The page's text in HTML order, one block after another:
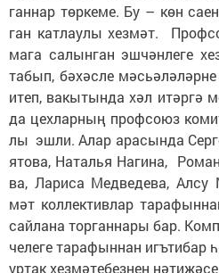
ган­нар төр­ке­ме. Бу – көн
ган кат­лау­лы хез­мәт.
ма­га са­лын­ган эш­чән­ле­ге
та­бып, бә­хәс­ле
итеп, ва­кы­тын­да хәл итәр­гә
да цех­лар­ның проф­со­юз
лы эш­ли. Алар ара­сын­да
я­то­ва, На­талья На­ги­на,
ва, Ла­ри­са Мед­ве­де­ва, Ал­су
мәт кол­лек­тив­лар
сай­ла­на тор­ган­на­ры бар.
че­ле­ге та­ра­фын­нан игъ­ти­бар
ур­так хез­мә­те­без­нең